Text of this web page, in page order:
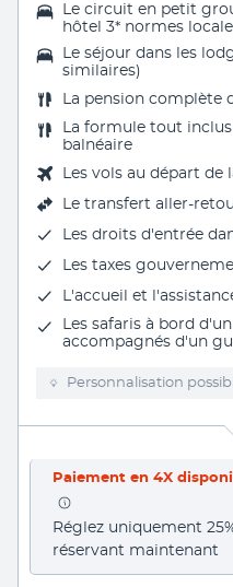
Le circuit en petit
hôtel 3* normes
Le séjour dans les
similaires)
La pension complète
La formule tout
balnéaire
Les vols au départ
Le transfert aller-
Les droits d'entrée
Les taxes
L'accueil et
Les safaris à bord
accompagnés d'un
Personnalisation
Paiement en 4X
Réglez uniquement
réservant maintenant